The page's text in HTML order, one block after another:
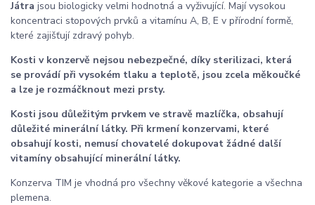
Játra jsou biologicky velmi hodnotná a vyživující. Mají vysokou
koncentraci stopových prvků a vitamínu A, B, E v přírodní formě,
které zajišťují zdravý pohyb.
Kosti v konzervě nejsou nebezpečné, díky sterilizaci, která
se provádí při vysokém tlaku a teplotě, jsou zcela měkoučké
a lze je rozmáčknout mezi prsty.
Kosti jsou důležitým prvkem ve stravě mazlíčka, obsahují
důležité minerální látky. Při krmení konzervami, které
obsahují kosti, nemusí chovatelé dokupovat žádné další
vitamíny obsahující minerální látky.
Konzerva TIM je vhodná pro všechny věkové kategorie a všechna
plemena.